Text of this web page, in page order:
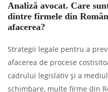
Analiză avocat. Care
dintre firmele din
afacerea?
Strategii legale pentru a
afacerea de procese
cadrului legislativ și a
schimbare, multe firme din